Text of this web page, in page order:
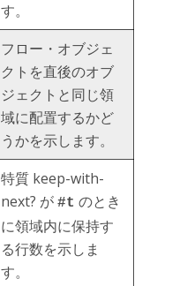
す。
フロー・オブジェ
クトを直後のオブ
ジェクトと同じ領
域に配置するかど
うかを示します。
特質 keep-with-
next? が #t のとき
に領域内に保持す
る行数を示しま
す。